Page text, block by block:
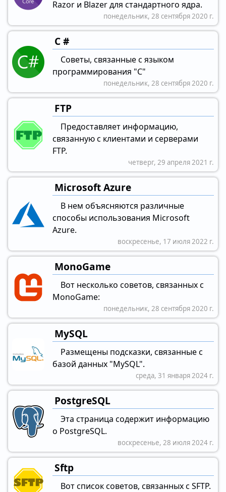
Razor и Blazer для стандартного ядра.
понедельник, 28 сентября 2020 г.
C #
Советы, связанные с языком
программирования "C"
понедельник, 28 сентября 2020 г.
FTP
Предоставляет информацию,
связанную с клиентами и серверами
FTP.
четверг, 29 апреля 2021 г.
Microsoft Azure
В нем объясняются различные
способы использования Microsoft
Azure.
воскресенье, 17 июля 2022 г.
MonoGame
Вот несколько советов, связанных с
MonoGame:
понедельник, 28 сентября 2020 г.
MySQL
Размещены подсказки, связанные с
базой данных "MySQL".
среда, 31 января 2024 г.
PostgreSQL
Эта страница содержит информацию
о PostgreSQL.
воскресенье, 28 июля 2024 г.
Sftp
Вот список советов, связанных с SFTP.